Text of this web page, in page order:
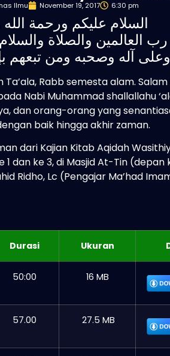
Ilmu November 19, 2017 6:30 pm
السلام عليكم ورحمة الله
رب العالمين والصلاة
Ta’ala, Rabb semesta alam.
Nabi Muhammad shallallahu
dan orang-orang yang
baik hingga akhir zaman.
dari Kajian Kitab Aqidah
dan ke 3, di Masjid At-Tin (depan
Ridho, Lc (Pengajar Ma’had
Durasi Ukuran
50:00 16 MB
57.00 27.5 MB